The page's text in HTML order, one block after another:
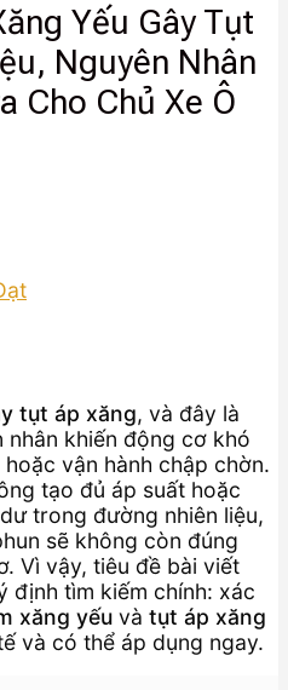
Yếu Gây Tụt
Nguyên Nhân
Cho Chủ Xe Ô
tụt áp xăng, và đây là
khiến động cơ khó
vận hành chập chờn.
tạo đủ áp suất hoặc
trong đường nhiên liệu,
sẽ không còn đúng
Vì vậy, tiêu đề bài viết
định tìm kiếm chính: xác
xăng yếu và tụt áp xăng
và có thể áp dụng ngay.